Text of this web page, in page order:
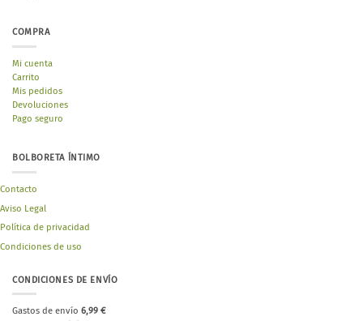
COMPRA
Mi cuenta
Carrito
Mis pedidos
Devoluciones
Pago seguro
BOLBORETA ÍNTIMO
Contacto
Aviso Legal
Política de privacidad
Condiciones de uso
CONDICIONES DE ENVÍO
Gastos de envío 6,99 €